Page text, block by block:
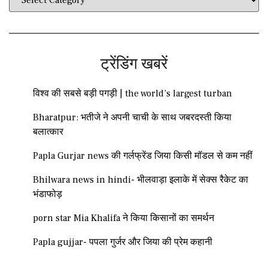
ट्रेंडिंग खबरें
विश्व की सबसे बड़ी पगड़ी | the world’s largest turban
Bharatpur: भतीजे ने अपनी चाची के साथ जबरदस्ती किया
बलात्कार
Papla Gurjar news की गर्लफ्रेंड जिया किसी मॉडल से कम नहीं
Bhilwara news in hindi- भीलवाड़ा इलाके में सेक्स रैकेट का
भंडाफोड़
porn star Mia Khalifa ने किया किसानों का समर्थन
Papla gujjar- पपला गुर्जर और जिया की प्रेम कहानी